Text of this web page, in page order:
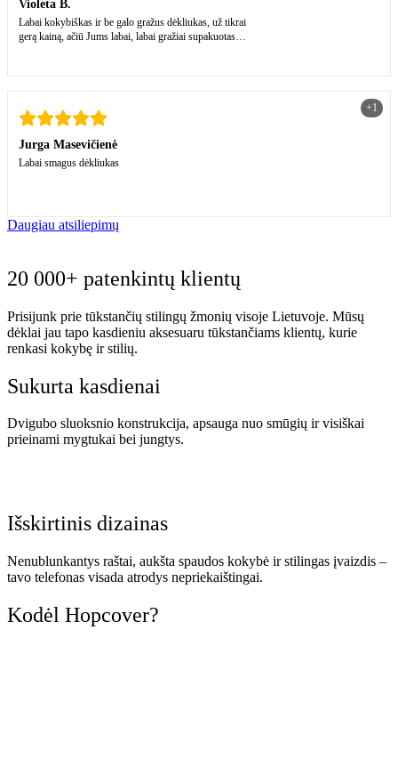
Violeta B.
Labai kokybiškas ir be galo gražus dėkliukas, už tikrai
gerą kainą, ačiū Jums labai, labai gražiai supakuotas,
Jurga Masevičienė
Labai smagus dėkliukas
+1
Daugiau atsiliepimų
20 000+ patenkintų klientų
Prisijunk prie tūkstančių stilingų žmonių visoje Lietuvoje. Mūsų
dėklai jau tapo kasdieniu aksesuaru tūkstančiams klientų, kurie
renkasi kokybę ir stilių.
Sukurta kasdienai
Dvigubo sluoksnio konstrukcija, apsauga nuo smūgių ir visiškai
prieinami mygtukai bei jungtys.
Išskirtinis dizainas
Nenublunkantys raštai, aukšta spaudos kokybė ir stilingas įvaizdis –
tavo telefonas visada atrodys nepriekaištingai.
Kodėl Hopcover?